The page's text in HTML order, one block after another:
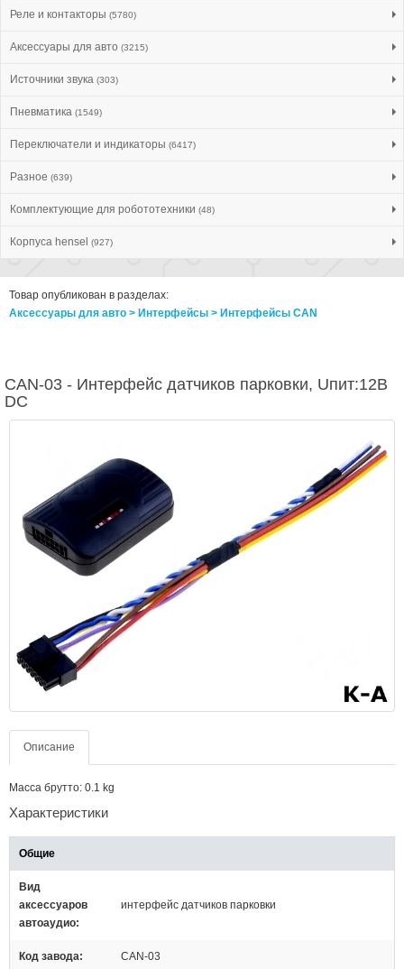
Реле и контакторы (5780)
Аксессуары для авто (3215)
Источники звука (303)
Пневматика (1549)
Переключатели и индикаторы (6417)
Разное (639)
Комплектующие для робототехники (48)
Корпуса hensel (927)
Товар опубликован в разделах:
Аксессуары для авто > Интерфейсы > Интерфейсы CAN
CAN-03 - Интерфейс датчиков парковки, Uпит:12В
DC
Описание
Масса брутто: 0.1 kg
Характеристики
Общие
Вид
аксессуаров
автоаудио
интерфейс датчиков парковки
Код завода CAN-03